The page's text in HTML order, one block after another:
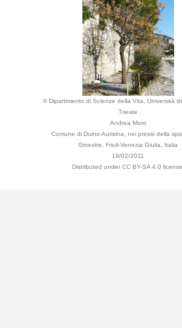
© Dipartimento di Scienze della Vita, Università
Trieste
Andrea Moro
Comune di Duino Aurisina, nei pressi della
Ginestre, Friuli-Venezia Giulia, Italia
19/02/2011
Distributed under CC BY-SA 4.0 license.